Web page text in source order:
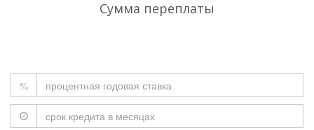
Сумма переплаты
%